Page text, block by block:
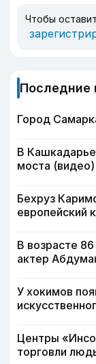
Чтобы
Последние
Город
В
моста (видео)
Бехруз
европейский
В возрасте
актер
У хокимов
Центры
торговли